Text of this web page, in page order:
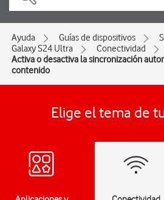
Ayuda Guías de dispositivos
Galaxy S24 Ultra
Conectividad
Activa o desactiva la sincronización
contenido
Elige el tema de